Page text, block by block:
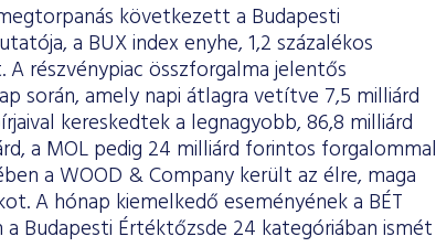
következett a Budapesti
a BUX index enyhe, 1,2 százalékos
részvénypiac összforgalma jelentős
során, amely napi átlagra vetítve 7,5 milliárd
kereskedtek a legnagyobb, 86,8 milliárd
a MOL pedig 24 milliárd forintos forgalommal
a WOOD & Company került az élre, maga
A hónap kiemelkedő eseményének a BÉT
Budapesti Értéktőzsde 24 kategóriában ismét